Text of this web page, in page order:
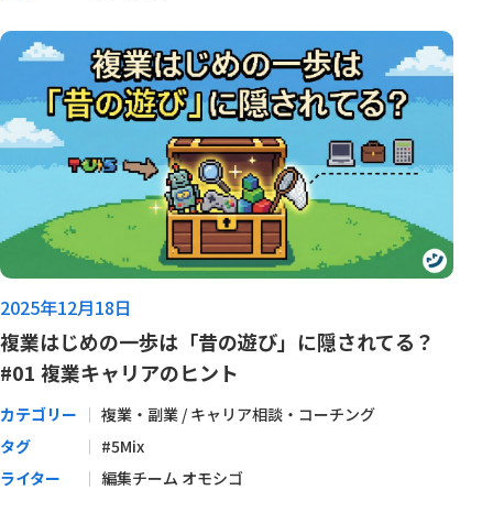
2025年12月18日
複業はじめの一歩は「昔の遊び」に隠されてる？
#01 複業キャリアのヒント
カテゴリー
複業・副業 / キャリア相談・コーチング
タグ
#5Mix
ライター
編集チーム オモシゴ